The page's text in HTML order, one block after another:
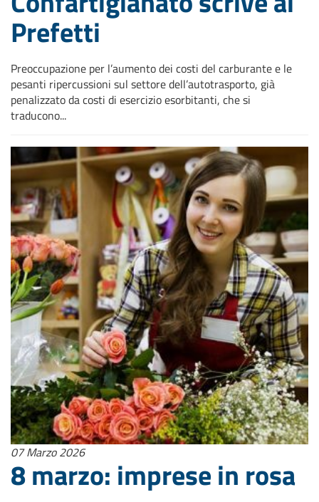
Prefetti
Preoccupazione per l’aumento dei costi del carburante e le
pesanti ripercussioni sul settore dell’autotrasporto, già
penalizzato da costi di esercizio esorbitanti, che si
traducono...
07 Marzo 2026
8 marzo: imprese in rosa